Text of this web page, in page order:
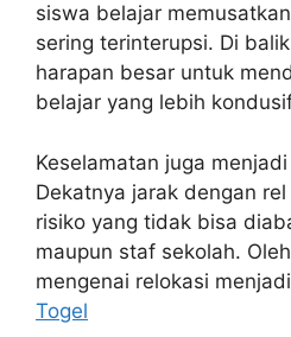
siswa belajar
sering terinterupsi. Di
harapan besar untuk
belajar yang lebih
Keselamatan juga
Dekatnya jarak dengan
risiko yang tidak bisa
maupun staf sekolah.
mengenai relokasi
Togel